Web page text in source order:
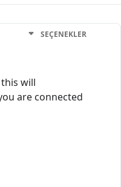
SEÇENEKLER
will
are connected